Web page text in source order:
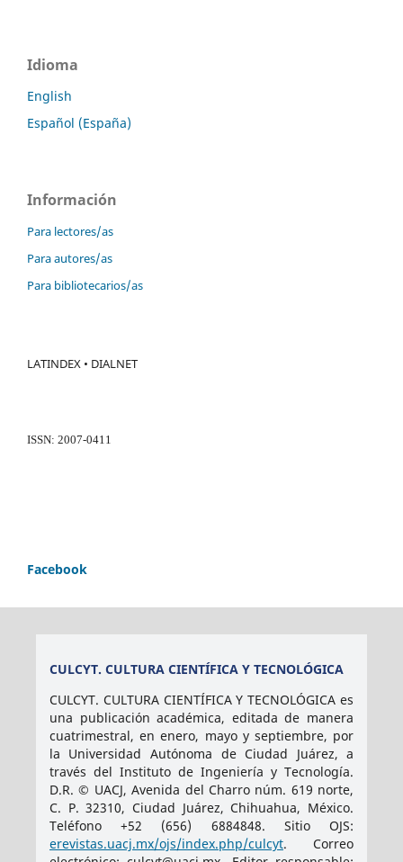
Idioma
English
Español (España)
Información
Para lectores/as
Para autores/as
Para bibliotecarios/as
LATINDEX • DIALNET
ISSN: 2007-0411
Facebook
CULCYT. CULTURA CIENTÍFICA Y TECNOLÓGICA
CULCYT. CULTURA CIENTÍFICA Y TECNOLÓGICA es
una publicación académica, editada de manera
cuatrimestral, en enero, mayo y septiembre, por
la Universidad Autónoma de Ciudad Juárez, a
través del Instituto de Ingeniería y Tecnología.
D.R. © UACJ, Avenida del Charro núm. 619 norte,
C. P. 32310, Ciudad Juárez, Chihuahua, México.
Teléfono +52 (656) 6884848. Sitio OJS:
erevistas.uacj.mx/ojs/index.php/culcyt. Correo